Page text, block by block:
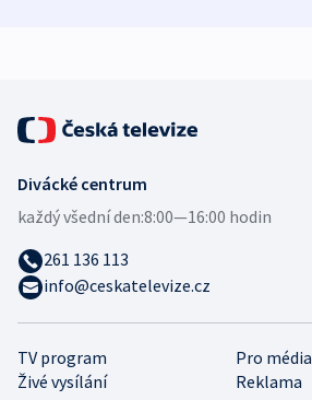
TV program
Pro média
Živé vysílání
Reklama
Divácké centrum
každý všední den:8:00—16:00 hodin
261 136 113
info@ceskatelevize.cz